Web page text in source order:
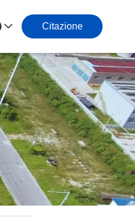
Citazione